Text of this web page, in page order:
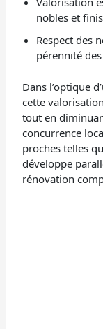
nobles et
Respect des
pérennité
Dans l’optique
cette
tout en
concurrence
proches telles
développe
rénovation